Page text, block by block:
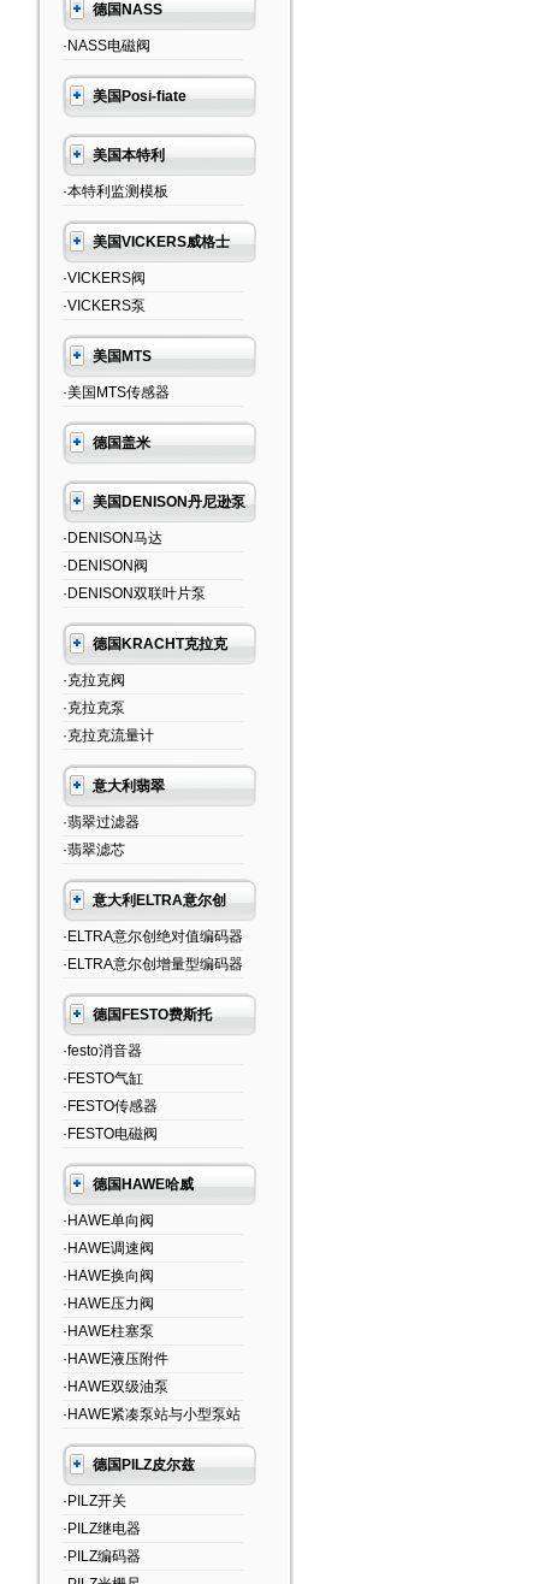
德国NASS
·NASS电磁阀
美国Posi-fiate
美国本特利
·本特利监测模板
美国VICKERS威格士
·VICKERS阀
·VICKERS泵
美国MTS
·美国MTS传感器
德国盖米
美国DENISON丹尼逊泵
·DENISON马达
·DENISON阀
·DENISON双联叶片泵
德国KRACHT克拉克
·克拉克阀
·克拉克泵
·克拉克流量计
意大利翡翠
·翡翠过滤器
·翡翠滤芯
意大利ELTRA意尔创
·ELTRA意尔创绝对值编码器
·ELTRA意尔创增量型编码器
德国FESTO费斯托
·festo消音器
·FESTO气缸
·FESTO传感器
·FESTO电磁阀
德国HAWE哈威
·HAWE单向阀
·HAWE调速阀
·HAWE换向阀
·HAWE压力阀
·HAWE柱塞泵
·HAWE液压附件
·HAWE双级油泵
·HAWE紧凑泵站与小型泵站
德国PILZ皮尔兹
·PILZ开关
·PILZ继电器
·PILZ编码器